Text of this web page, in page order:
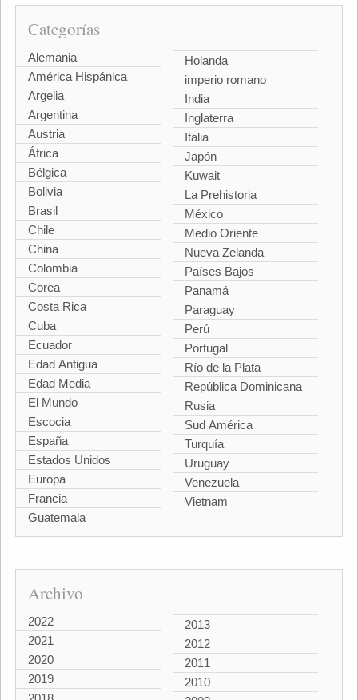
Categorías
Alemania
América Hispánica
Argelia
Argentina
Austria
África
Bélgica
Bolivia
Brasil
Chile
China
Colombia
Corea
Costa Rica
Cuba
Ecuador
Edad Antigua
Edad Media
El Mundo
Escocia
España
Estados Unidos
Europa
Francia
Guatemala
Holanda
imperio romano
India
Inglaterra
Italia
Japón
Kuwait
La Prehistoria
México
Medio Oriente
Nueva Zelanda
Países Bajos
Panamá
Paraguay
Perú
Portugal
Río de la Plata
República Dominicana
Rusia
Sud América
Turquía
Uruguay
Venezuela
Vietnam
Archivo
2022
2021
2020
2019
2013
2012
2011
2010